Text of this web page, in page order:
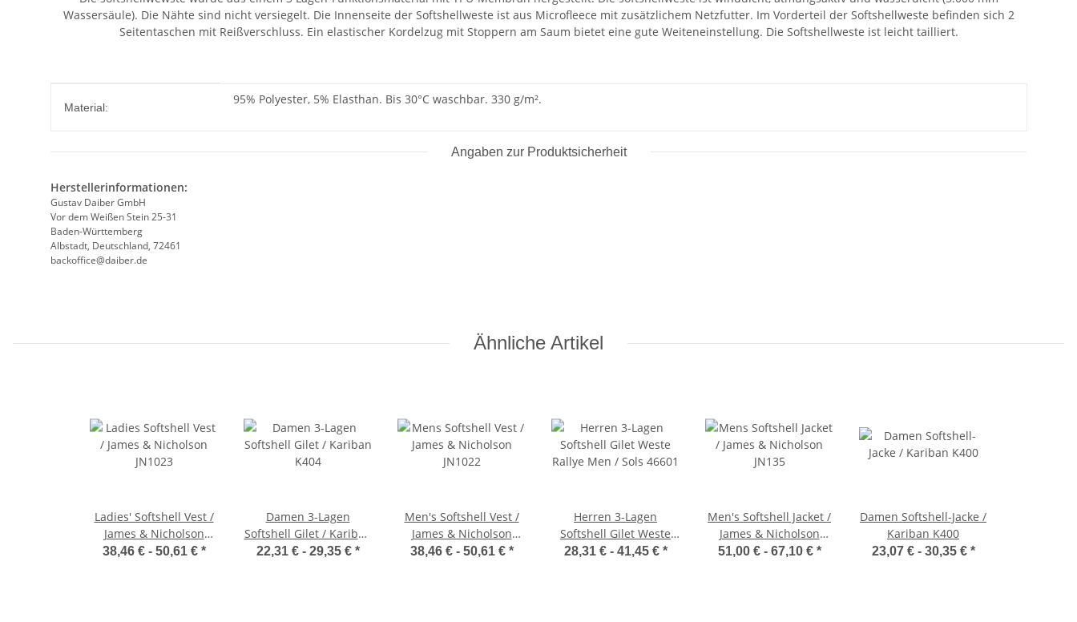
Wassersäule). Die Nähte sind nicht versiegelt. Die Innenseite der Softshellweste ist aus Microfleece mit zusätzlichem Netzfutter. Im Vorderteil der Softshellweste befinden sich 2
Seitentaschen mit Reißverschluss. Ein elastischer Kordelzug mit Stoppern am Saum bietet eine gute Weiteneinstellung. Die Softshellweste ist leicht tailliert.
Material:
95% Polyester, 5% Elasthan. Bis 30°C waschbar. 330 g/m².
Angaben zur Produktsicherheit
Herstellerinformationen:
Gustav Daiber GmbH
Vor dem Weißen Stein 25-31
Baden-Württemberg
Albstadt, Deutschland, 72461
backoffice@daiber.de
Ähnliche Artikel
Ladies' Softshell Vest /
James & Nicholson
JN1023
38,46 € - 50,61 € *
Damen 3-Lagen
Softshell Gilet / Kariban
K404
22,31 € - 29,35 € *
Men's Softshell Vest /
James & Nicholson
JN1022
38,46 € - 50,61 € *
Herren 3-Lagen
Softshell Gilet Weste
Rallye Men / Sol's
28,31 € - 41,45 € *
Men's Softshell Jacket /
James & Nicholson
JN135
51,00 € - 67,10 € *
Damen Softshell-Jacke /
Kariban K400
23,07 € - 30,35 € *